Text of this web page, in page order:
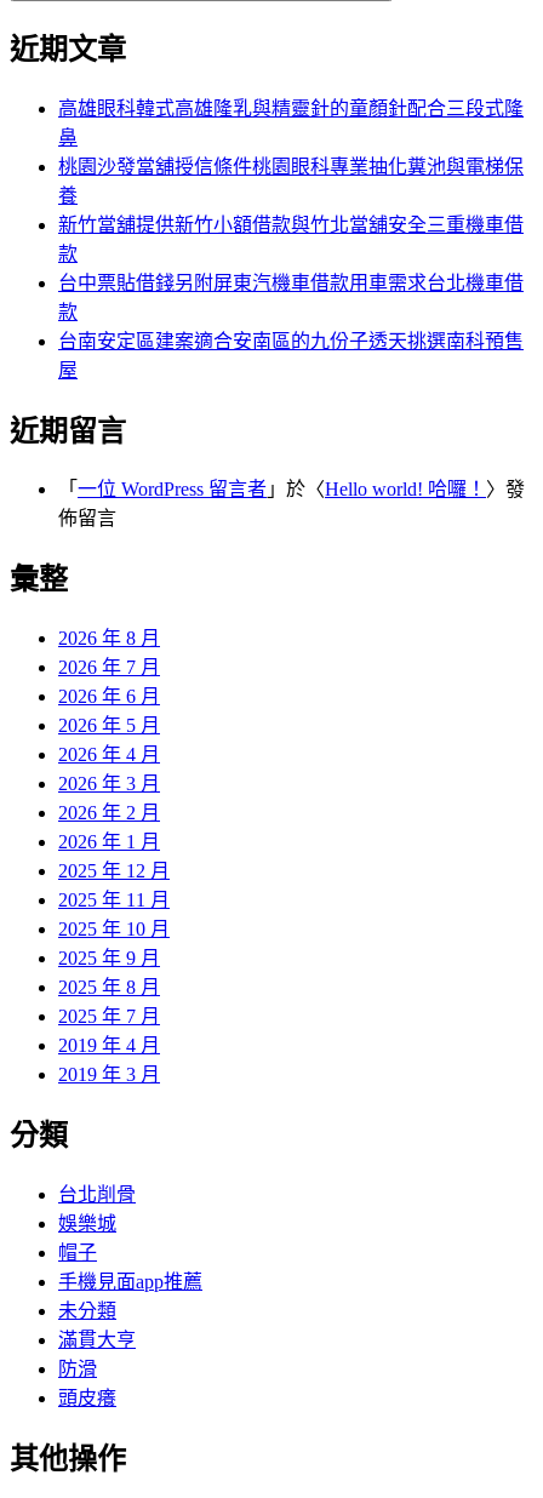
近期文章
高雄眼科韓式高雄隆乳與精靈針的童顏針配合三段式隆
鼻
桃園沙發當舖授信條件桃園眼科專業抽化糞池與電梯保
養
新竹當舖提供新竹小額借款與竹北當舖安全三重機車借
款
台中票貼借錢另附屏東汽機車借款用車需求台北機車借
款
台南安定區建案適合安南區的九份子透天挑選南科預售
屋
近期留言
「 一位 WordPress 留言者 」於〈Hello world! 哈囉！ 〉發
佈留言
彙整
2026 年 8 月
2026 年 7 月
2026 年 6 月
2026 年 5 月
2026 年 4 月
2026 年 3 月
2026 年 2 月
2026 年 1 月
2025 年 12 月
2025 年 11 月
2025 年 10 月
2025 年 9 月
2025 年 8 月
2025 年 7 月
2019 年 4 月
2019 年 3 月
分類
台北削骨
娛樂城
帽子
手機見面app推薦
未分類
滿貫大亨
防滑
頭皮癢
其他操作